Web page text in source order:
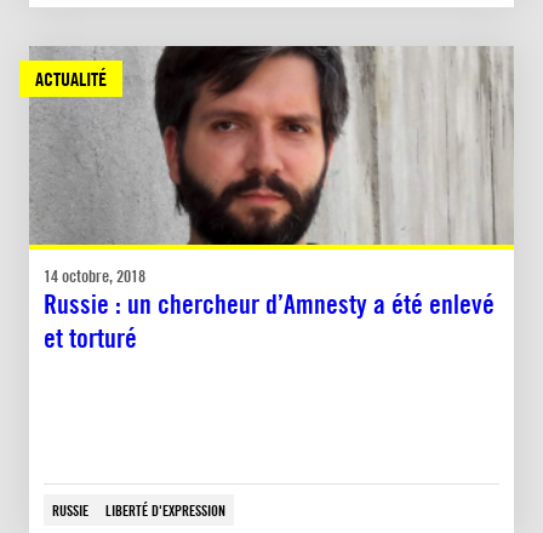
ACTUALITÉ
14 octobre, 2018
Russie : un chercheur d’Amnesty a été enlevé
et torturé
RUSSIE LIBERTÉ D'EXPRESSION